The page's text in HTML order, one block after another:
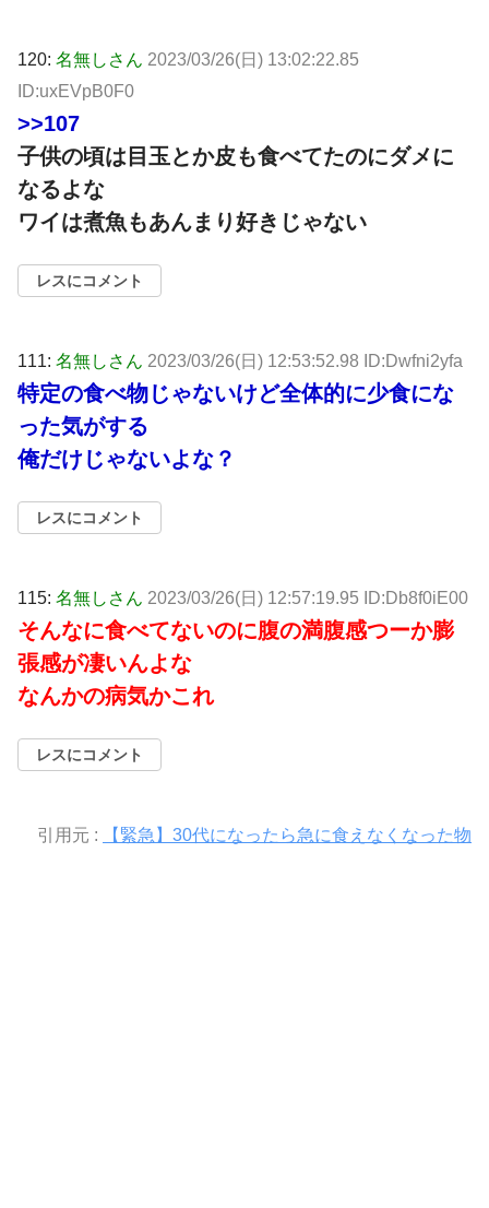
120: 名無しさん 2023/03/26(日) 13:02:22.85
ID:uxEVpB0F0
>>107
子供の頃は目玉とか皮も食べてたのにダメに
なるよな
ワイは煮魚もあんまり好きじゃない
レスにコメント
111: 名無しさん 2023/03/26(日) 12:53:52.98 ID:Dwfni2yfa
特定の食べ物じゃないけど全体的に少食にな
った気がする
俺だけじゃないよな？
レスにコメント
115: 名無しさん 2023/03/26(日) 12:57:19.95 ID:Db8f0iE00
そんなに食べてないのに腹の満腹感つーか膨
張感が凄いんよな
なんかの病気かこれ
レスにコメント
引用元 : 【緊急】30代になったら急に食えなくなった物